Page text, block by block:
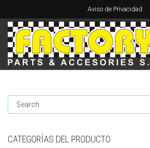
Aviso de Privacidad
CATEGORÍAS DEL PRODUCTO